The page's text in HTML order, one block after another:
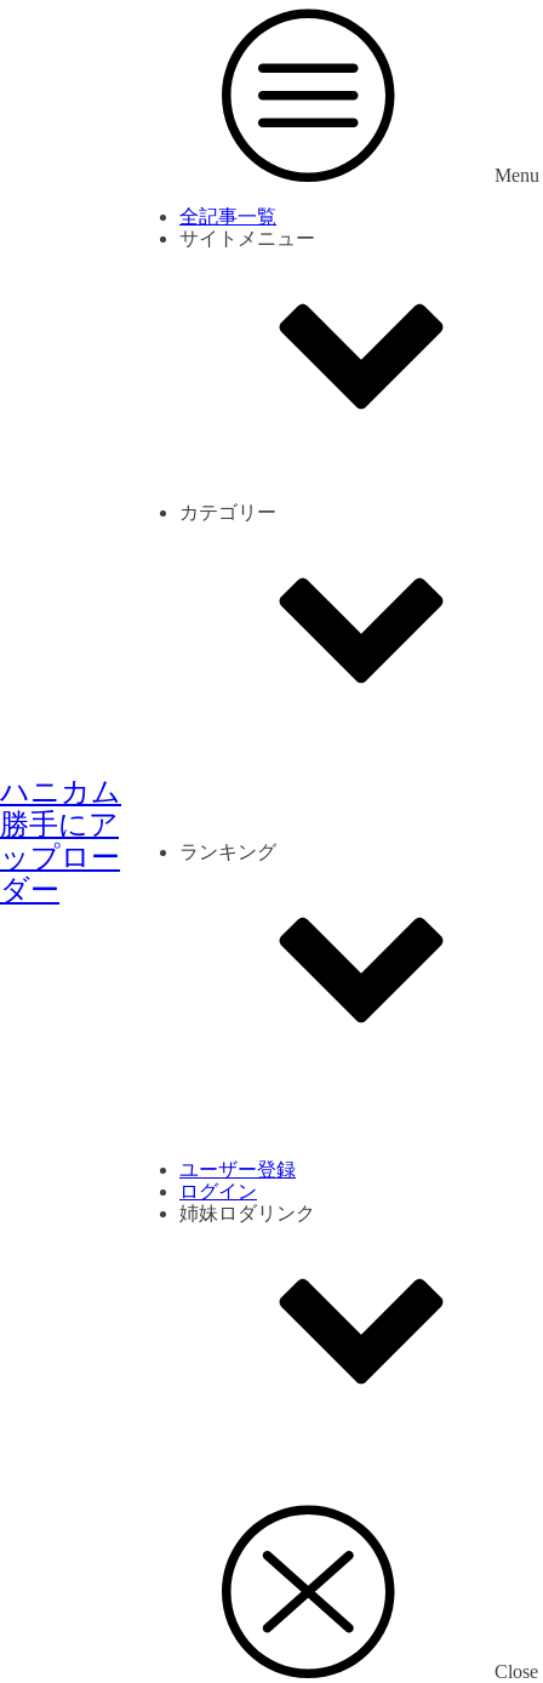
ハニカム
勝手にア
ップロー
ダー
Menu
全記事一覧
サイトメニュー
カテゴリー
ランキング
ユーザー登録
ログイン
姉妹ロダリンク
Close